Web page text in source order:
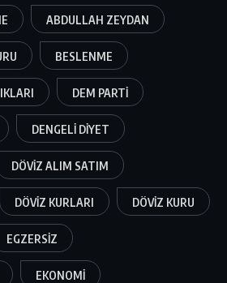
ABDULLAH ZEYDAN
BESLENME
DEM PARTI
DENGELI DIYET
DÖVIZ ALIM SATIM
DÖVIZ KURLARI DÖVIZ KURU
EGZERSIZ
EKONOMI